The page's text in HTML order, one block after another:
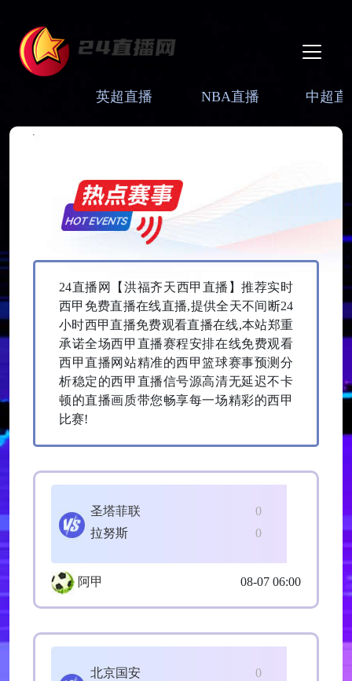
英超直播 NBA直播 中超直
24直播网【‌洪福齐天西甲直播】推荐实时
西甲免费直播在线直播,提供全天不间断24
小时西甲直播免费观看直播在线,本站郑重
承诺全场西甲直播赛程安排在线免费观看
西甲直播网站精准的西甲篮球赛事预测分
析稳定的西甲直播信号源高清无延迟不卡
顿的直播画质带您畅享每一场精彩的西甲
比赛!
0
圣塔菲联
0
拉努斯
阿甲 08-07 06:00
0
北京国安